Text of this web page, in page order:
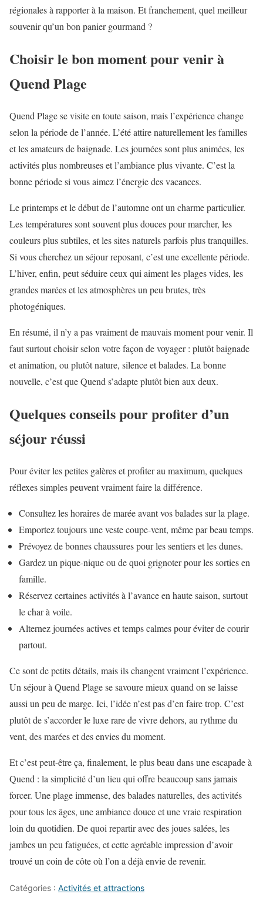
régionales à rapporter à la maison. Et franchement, quel meilleur
souvenir qu’un bon panier gourmand ?
Choisir le bon moment pour venir à
Quend Plage
Quend Plage se visite en toute saison, mais l’expérience change
selon la période de l’année. L’été attire naturellement les familles
et les amateurs de baignade. Les journées sont plus animées, les
activités plus nombreuses et l’ambiance plus vivante. C’est la
bonne période si vous aimez l’énergie des vacances.
Le printemps et le début de l’automne ont un charme particulier.
Les températures sont souvent plus douces pour marcher, les
couleurs plus subtiles, et les sites naturels parfois plus tranquilles.
Si vous cherchez un séjour reposant, c’est une excellente période.
L’hiver, enfin, peut séduire ceux qui aiment les plages vides, les
grandes marées et les atmosphères un peu brutes, très
photogéniques.
En résumé, il n’y a pas vraiment de mauvais moment pour venir. Il
faut surtout choisir selon votre façon de voyager : plutôt baignade
et animation, ou plutôt nature, silence et balades. La bonne
nouvelle, c’est que Quend s’adapte plutôt bien aux deux.
Quelques conseils pour profiter d’un
séjour réussi
Pour éviter les petites galères et profiter au maximum, quelques
réflexes simples peuvent vraiment faire la différence.
Consultez les horaires de marée avant vos balades sur la plage.
Emportez toujours une veste coupe-vent, même par beau temps.
Prévoyez de bonnes chaussures pour les sentiers et les dunes.
Gardez un pique-nique ou de quoi grignoter pour les sorties en
famille.
Réservez certaines activités à l’avance en haute saison, surtout
le char à voile.
Alternez journées actives et temps calmes pour éviter de courir
partout.
Ce sont de petits détails, mais ils changent vraiment l’expérience.
Un séjour à Quend Plage se savoure mieux quand on se laisse
aussi un peu de marge. Ici, l’idée n’est pas d’en faire trop. C’est
plutôt de s’accorder le luxe rare de vivre dehors, au rythme du
vent, des marées et des envies du moment.
Et c’est peut-être ça, finalement, le plus beau dans une escapade à
Quend : la simplicité d’un lieu qui offre beaucoup sans jamais
forcer. Une plage immense, des balades naturelles, des activités
pour tous les âges, une ambiance douce et une vraie respiration
loin du quotidien. De quoi repartir avec des joues salées, les
jambes un peu fatiguées, et cette agréable impression d’avoir
trouvé un coin de côte où l’on a déjà envie de revenir.
Catégories : Activités et attractions